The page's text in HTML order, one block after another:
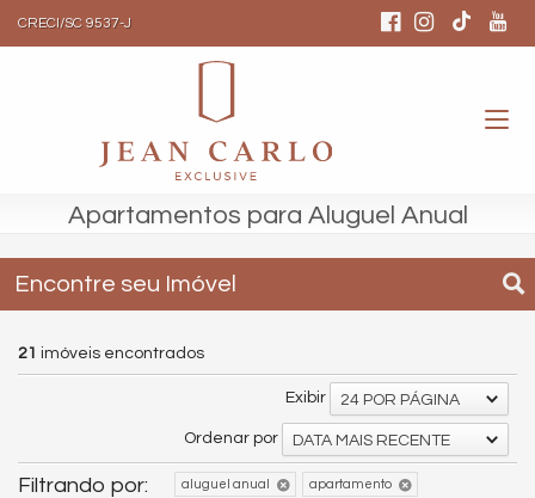
CRECI/SC 9537-J
Apartamentos para Aluguel Anual
Encontre seu Imóvel
21 imóveis encontrados
Exibir 24 POR PÁGINA
Ordenar por DATA MAIS RECENTE
Filtrando por: aluguel anual apartamento